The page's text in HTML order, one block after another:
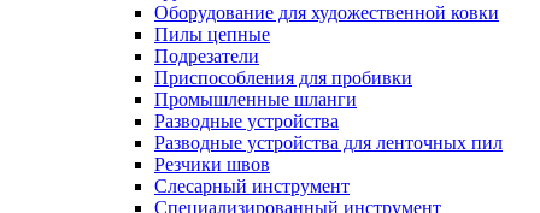
Оборудование для художественной ковки
Пилы цепные
Подрезатели
Приспособления для пробивки
Промышленные шланги
Разводные устройства
Разводные устройства для ленточных пил
Резчики швов
Слесарный инструмент
Специализированный инструмент